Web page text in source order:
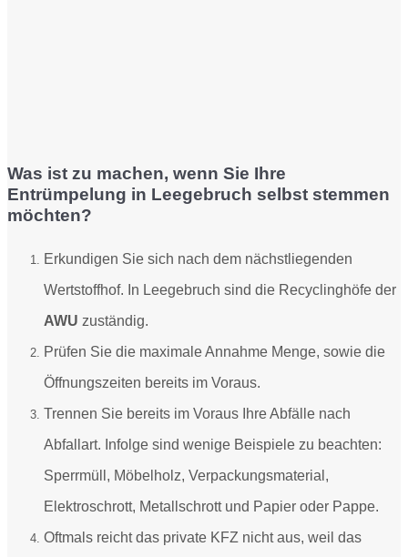
Was ist zu machen, wenn Sie Ihre
Entrümpelung in Leegebruch selbst stemmen
möchten?
Erkundigen Sie sich nach dem nächstliegenden
Wertstoffhof. In Leegebruch sind die Recyclinghöfe der
AWU zuständig.
Prüfen Sie die maximale Annahme Menge, sowie die
Öffnungszeiten bereits im Voraus.
Trennen Sie bereits im Voraus Ihre Abfälle nach
Abfallart. Infolge sind wenige Beispiele zu beachten:
Sperrmüll, Möbelholz, Verpackungsmaterial,
Elektroschrott, Metallschrott und Papier oder Pappe.
Oftmals reicht das private KFZ nicht aus, weil das